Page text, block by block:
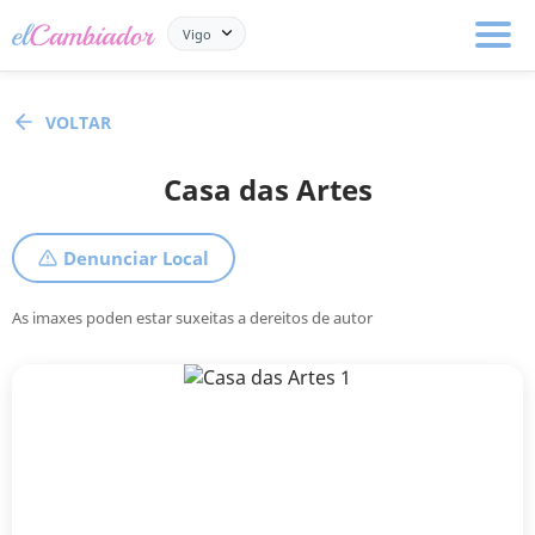
Vigo
VOLTAR
Casa das Artes
Denunciar Local
As imaxes poden estar suxeitas a dereitos de autor